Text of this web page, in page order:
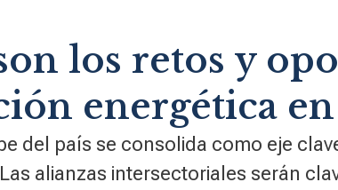
los retos y
energética
del país se consolida como eje
alianzas intersectoriales serán